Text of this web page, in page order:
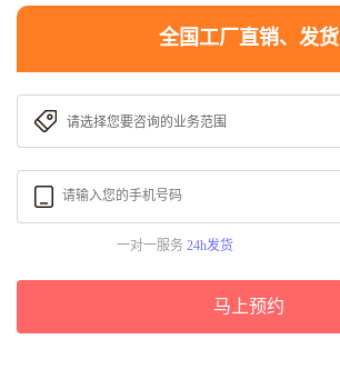
全国工厂直销、发货
一对一服务 24h发货
马上预约